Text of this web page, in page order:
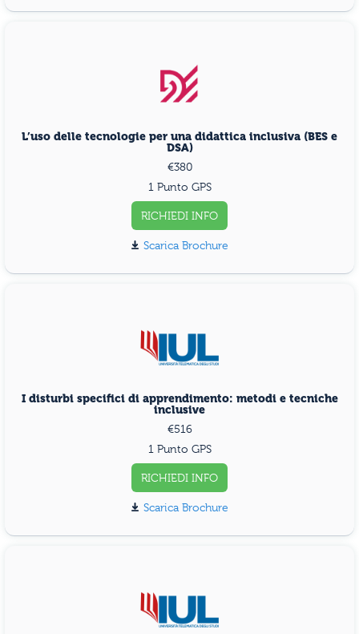
L’uso delle tecnologie per una didattica inclusiva (BES e
DSA)
€380
1 Punto GPS
RICHIEDI INFO
Scarica Brochure
I disturbi specifici di apprendimento: metodi e tecniche
inclusive
€516
1 Punto GPS
RICHIEDI INFO
Scarica Brochure